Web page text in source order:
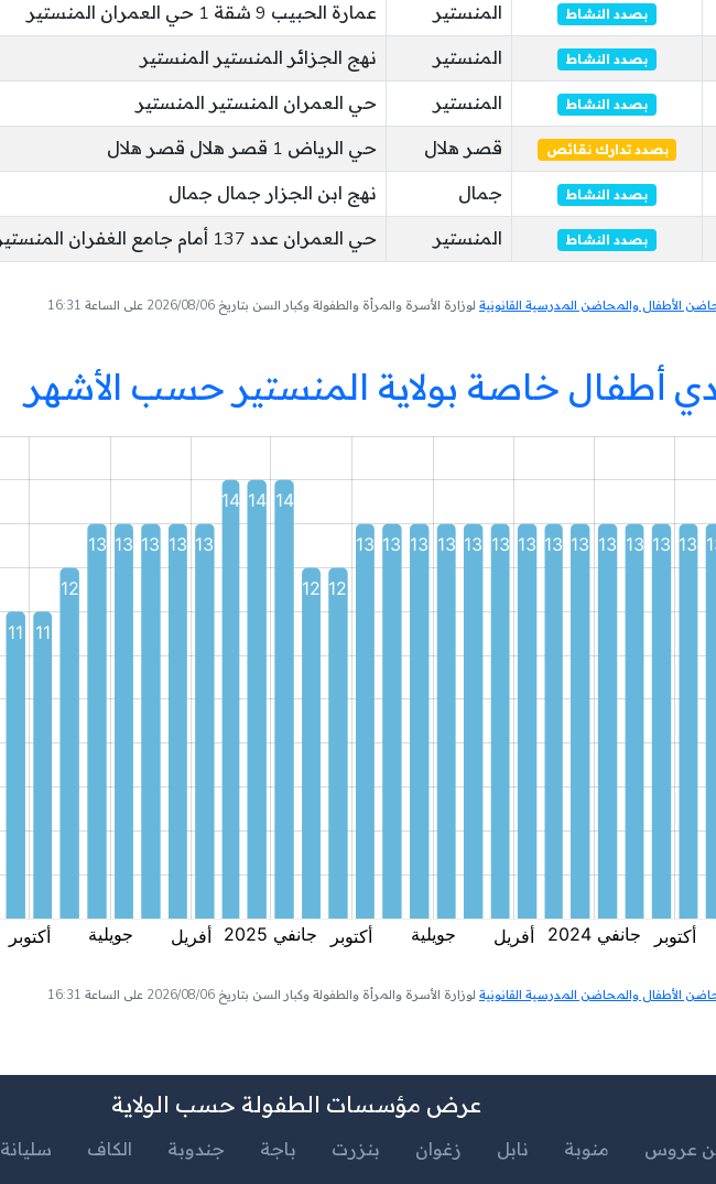
بصدد النشاط المنستير عمارة الحبيب 9 شقة 1 حي العمران المنستير
بصدد النشاط المنستير نهج الجزائر المنستير المنستير
بصدد النشاط المنستير حي العمران المنستير المنستير
بصدد تدارك نقائص قصر هلال حي الرياض 1 قصر هلال قصر هلال
بصدد النشاط جمال نهج ابن الجزار جمال جمال
بصدد النشاط المنستير حي العمران عدد 137 أمام جامع الغفران المنستير
الأطفال والمحاضن المدرسية القانونية لوزارة الأسرة والمرأة والطفولة وكبار السن بتاريخ 2026/08/06 على الساعة 16:31
أطفال خاصة بولاية المنستير حسب الأشهر
الأطفال والمحاضن المدرسية القانونية لوزارة الأسرة والمرأة والطفولة وكبار السن بتاريخ 2026/08/06 على الساعة 16:31
عرض مؤسسات الطفولة حسب الولاية
عروس منوبة نابل زغوان بنزرت باجة جندوبة الكاف سليانة